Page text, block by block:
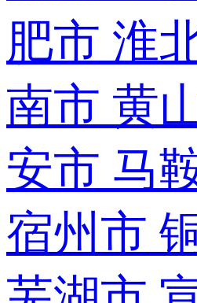
肥市 淮
南市 黄
安市 马
宿州市